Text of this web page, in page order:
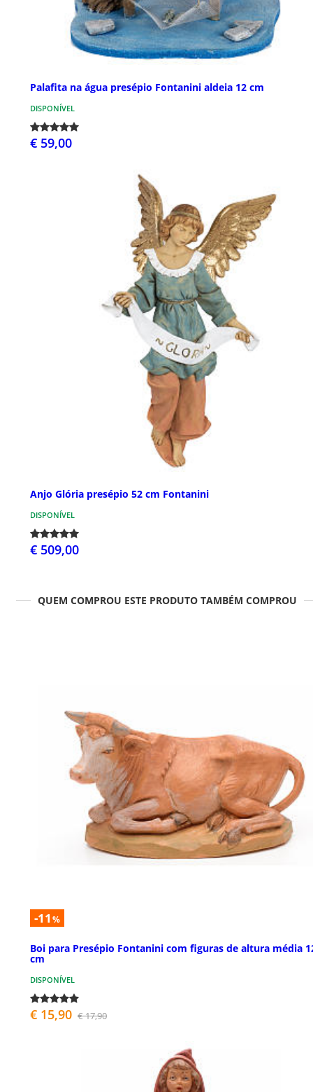
Palafita na água presépio Fontanini aldeia 12 cm
DISPONÍVEL
€ 59,00
Anjo Glória presépio 52 cm Fontanini
DISPONÍVEL
€ 509,00
QUEM COMPROU ESTE PRODUTO TAMBÉM COMPROU
-11 %
Boi para Presépio Fontanini com figuras de altura média
cm
DISPONÍVEL
€ 15,90 € 17,90